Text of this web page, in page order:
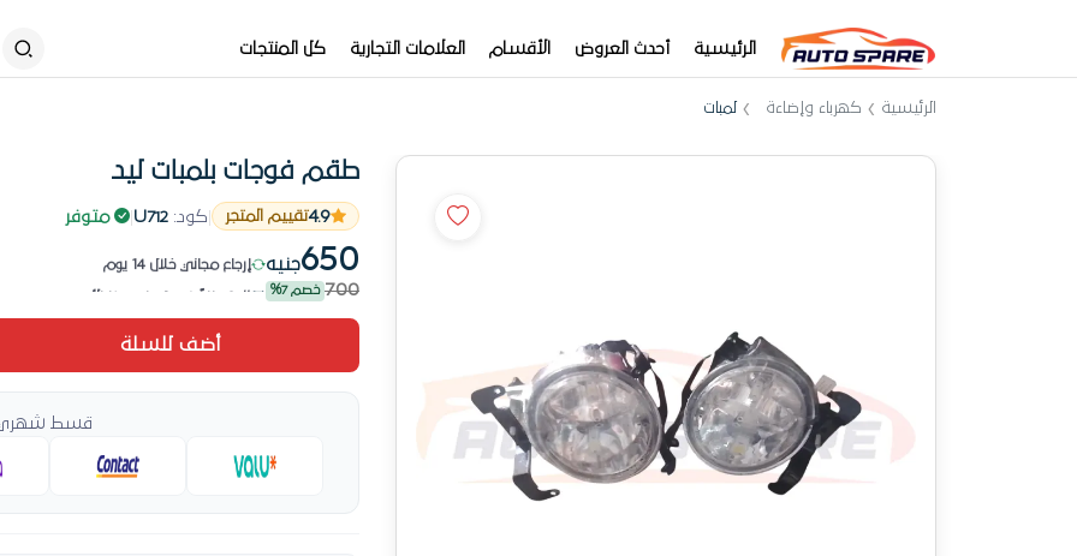
الرئيسية أحدث العروض الأقسام العلامات التجارية كل المنتجات
الرئيسية كهرباء وإضاءة لمبات
طقم فوجات بلمبات ليد
4.9تقييم المتجر كود: U712 متوفر
650جنيه
700 خصم 7%
# 3 طلباً في لمبات هذا الأسبوع
أضف للسلة
قسط شهري